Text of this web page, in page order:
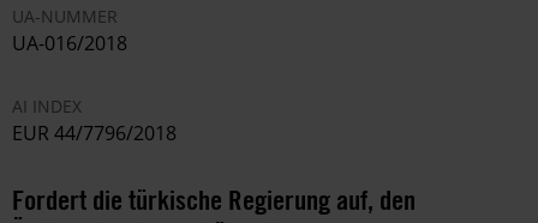
UA-NUMMER
UA-016/2018
AI INDEX
EUR 44/7796/2018
Fordert die türkische Regierung auf, den